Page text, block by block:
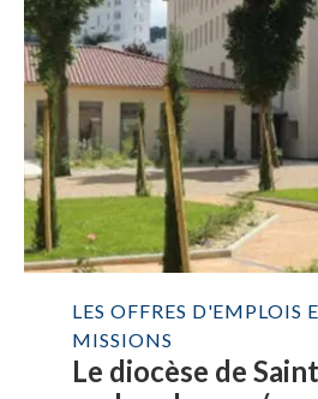
LES OFFRES D'EMPLOIS
MISSIONS
Le diocèse de